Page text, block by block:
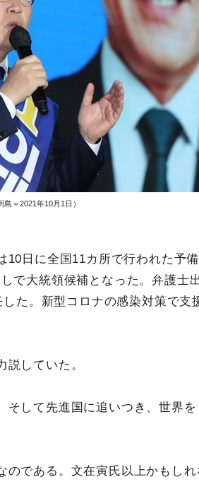
＝2021年10月1日）
10日に全国11カ所で行われた予
で大統領候補となった。弁護士
た。新型コロナの感染対策で支
していた。
そして先進国に追いつき、世界
のである。文在寅氏以上かもし